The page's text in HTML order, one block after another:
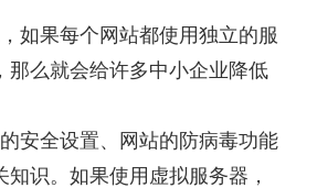
如果每个网站都使用独立的服
那么就会给许多中小企业降低
安全设置、网站的防病毒功能
识。如果使用虚拟服务器，